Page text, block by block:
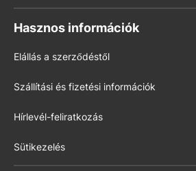
Hasznos információk
Elállás a szerződéstől
Szállítási és fizetési információk
Hírlevél-feliratkozás
Sütikezelés